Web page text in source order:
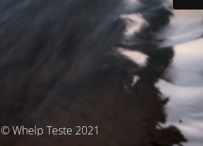
© Whelp Teste 2021